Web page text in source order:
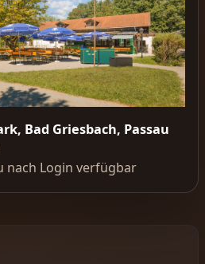
Bad Griesbach, Passau
nach Login verfügbar